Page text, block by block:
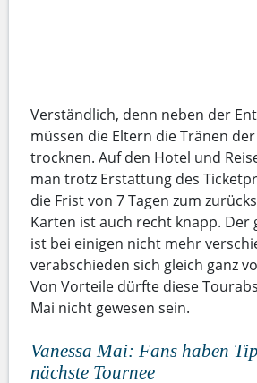
Verständlich, denn neben der
müssen die Eltern die Tränen
trocknen. Auf den Hotel und
man trotz Erstattung des
die Frist von 7 Tagen zum
Karten ist auch recht knapp. Der
ist bei einigen nicht mehr
verabschieden sich gleich ganz
Von Vorteile dürfte diese
Mai nicht gewesen sein.
Vanessa Mai: Fans haben
nächste Tournee